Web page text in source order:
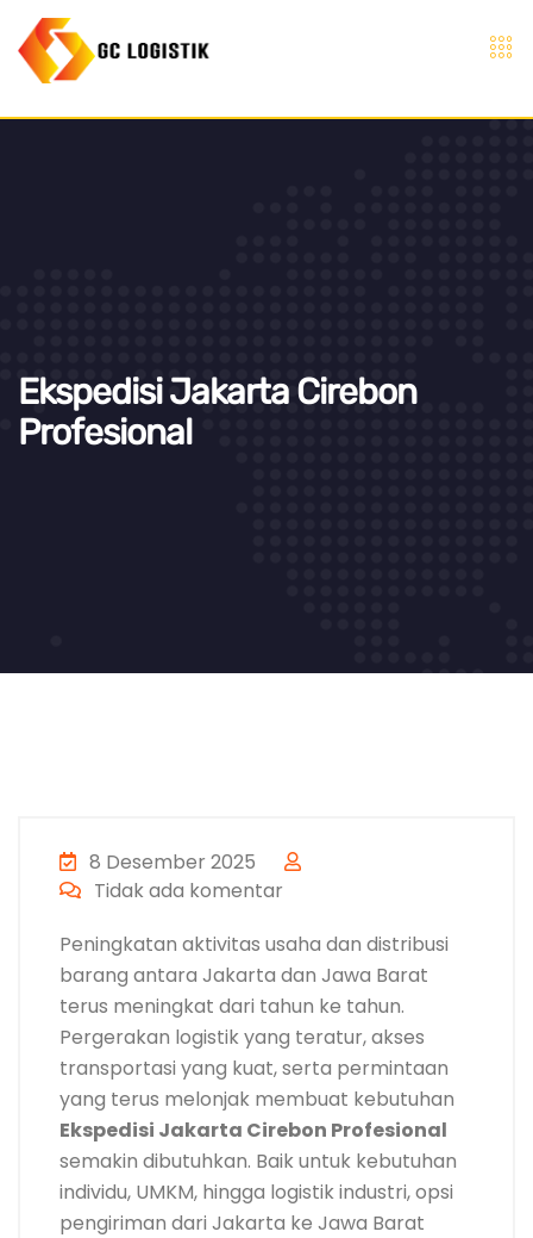
Ekspedisi Jakarta Cirebon
Profesional
8 Desember 2025
Tidak ada komentar
Peningkatan aktivitas usaha dan distribusi
barang antara Jakarta dan Jawa Barat
terus meningkat dari tahun ke tahun.
Pergerakan logistik yang teratur, akses
transportasi yang kuat, serta permintaan
yang terus melonjak membuat kebutuhan
Ekspedisi Jakarta Cirebon Profesional
semakin dibutuhkan. Baik untuk kebutuhan
individu, UMKM, hingga logistik industri, opsi
pengiriman dari Jakarta ke Jawa Barat